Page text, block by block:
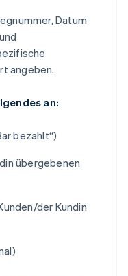
Datum
angeben.
an:
bezahlt“)
übergebenen
der Kundin